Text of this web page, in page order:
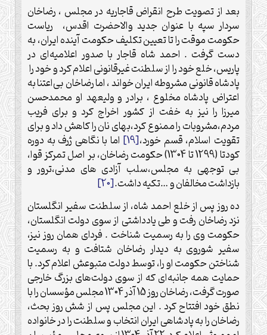
بعد از تصویت طرح انقراض قاجاریه در مجلس ، رضاخان
سردار سپه با عنوان جدید والاحضرت اقدس، ریاست
حکومت موقت را تا تعیین تکلیف حکومت آینده ایران، به
دست گرفت . احمد شاه قاجار با صدور اعلامیه‌ای در
پاریس، خلع خود را از سلطنت غیرقانونی اعلام کرد و خود را
پادشاه قانونی مشروطه ایران خواند ، اما رضاخان بی‌اعتنا به
اعتراض پادشاه مخلوع ، برادر و ولیعهد او محمدحسن
میرزا را نیز به خفت از کشور اخراج کرد و برای فریب
مردم،مشروبات را ممنوع کرد،بهای نان را کاهش داد و برای
تقویت اسلام، قسم خورد،[19] اما با نگاهی ژرف به دوره
کودتا (1299 تا 1304) حکومت رضاخان، بر اصل تمرکز قوا،
بی توجهی به مجلس،سلب آزادی های مدنی،ترور و
بازداشت مخالفان و …تکیه داشت.[20]
ده روز پس از خلع احمد شاه، از سلطنت سفیر انگلستان
نزد رضاخان رفت و طی یادداشتی از سوی دولت انگلستان،
حکومت وی را به رسمیت شناخت . فردای همان روز نیز،
سفیر شوروی به دیدار رضاخان شتافت و به رسمیت
شناختن حکومت او را، توسط دولت متبوعش اعلام کرد. با
حمایت همه جانبه‌ای که از سوی دولت‌های بزرگ خارجی
صورت گرفت، رضاخان روز 15 آذر 1304 مجلس مؤسسان را با
نطق خود افتتاح کرد . این مجلس پس از شش روز بحث،
رضاخان را به پادشاهی ایران انتخاب و سلطنت را در خانواده